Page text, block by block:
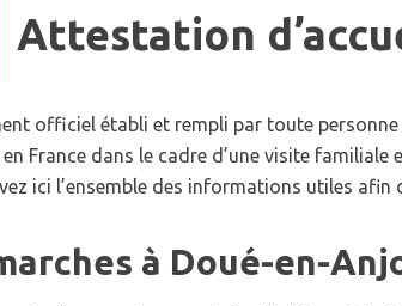
Attestation
officiel établi et rempli par toute
France dans le cadre d’une visite familiale
ici l’ensemble des informations utiles afin
à Doué-en-